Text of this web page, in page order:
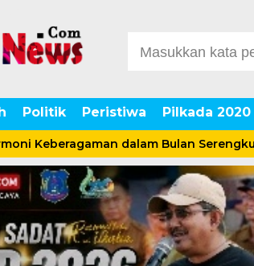
Politik Peristiwa Pilkada 2020
dalam Bulan Serengkuh